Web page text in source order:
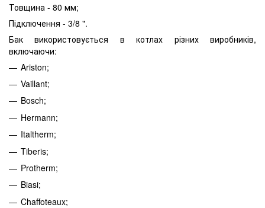
Товщина - 80 мм;
Підключення - 3/8 ".
Бак використовується в котлах різних виробників,
включаючи:
Ariston;
Vaillant;
Bosch;
Hermann;
Italtherm;
Tiberis;
Protherm;
Biasi;
Chaffoteaux;